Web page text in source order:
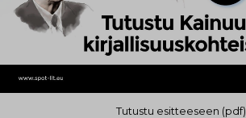
Tutustu esitteeseen (pdf)